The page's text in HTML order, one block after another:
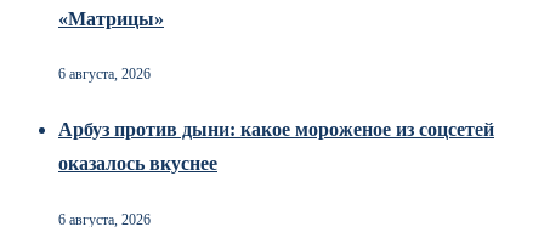
«Матрицы»
6 августа, 2026
Арбуз против дыни: какое мороженое из соцсетей
оказалось вкуснее
6 августа, 2026